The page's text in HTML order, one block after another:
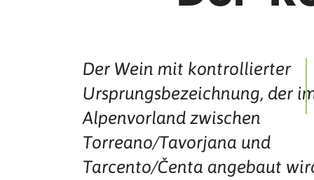
Der Wein mit kontrollierter
Ursprungsbezeichnung, der
Alpenvorland zwischen
Torreano/Tavorjana und
Tarcento/Čenta angebaut